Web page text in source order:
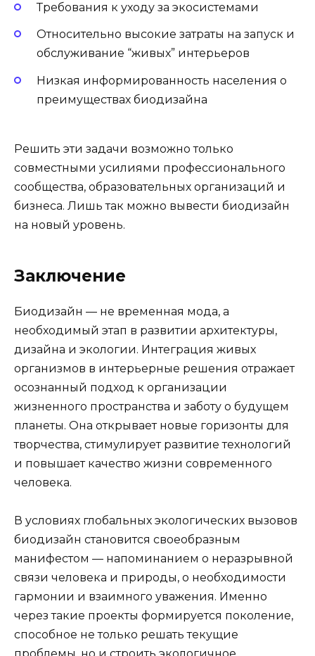
Требования к уходу за экосистемами
Относительно высокие затраты на запуск и
обслуживание “живых” интерьеров
Низкая информированность населения о
преимуществах биодизайна
Решить эти задачи возможно только
совместными усилиями профессионального
сообщества, образовательных организаций и
бизнеса. Лишь так можно вывести биодизайн
на новый уровень.
Заключение
Биодизайн — не временная мода, а
необходимый этап в развитии архитектуры,
дизайна и экологии. Интеграция живых
организмов в интерьерные решения отражает
осознанный подход к организации
жизненного пространства и заботу о будущем
планеты. Она открывает новые горизонты для
творчества, стимулирует развитие технологий
и повышает качество жизни современного
человека.
В условиях глобальных экологических вызовов
биодизайн становится своеобразным
манифестом — напоминанием о неразрывной
связи человека и природы, о необходимости
гармонии и взаимного уважения. Именно
через такие проекты формируется поколение,
способное не только решать текущие